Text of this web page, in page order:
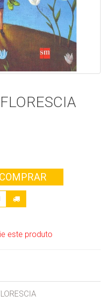
COMPRAR
este produto